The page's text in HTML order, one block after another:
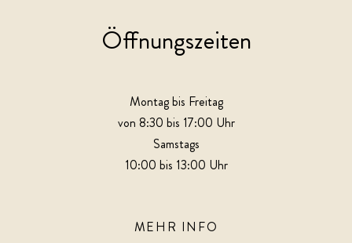
Öffnungszeiten
Montag bis Freitag
von 8:30 bis 17:00 Uhr
Samstags
10:00 bis 13:00 Uhr
MEHR INFO